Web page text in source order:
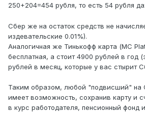
250+204=454 рубля, то есть 54 рубля
Сбер же на остаток средств не
издевательские 0.01%).
Аналогичная же Тинькофф карта (MC
бесплатная, а стоит 4900 рублей в год
рублей в месяц, которые у вас стырит
Таким образом, любой "подвисший" на
имеет возможность, сохранив карту и
в курс работодателя, пенсионный фонд